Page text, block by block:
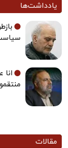
یادداشت‌ها
مقالات